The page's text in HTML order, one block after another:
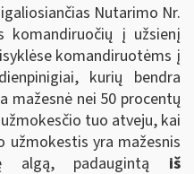
Nutarimo Nr.
komandiruočių į užsienį
komandiruotėms į
kurių bendra
mažesnė nei 50 procentų
tuo atveju, kai
yra mažesnis
algą, padaugintą iš